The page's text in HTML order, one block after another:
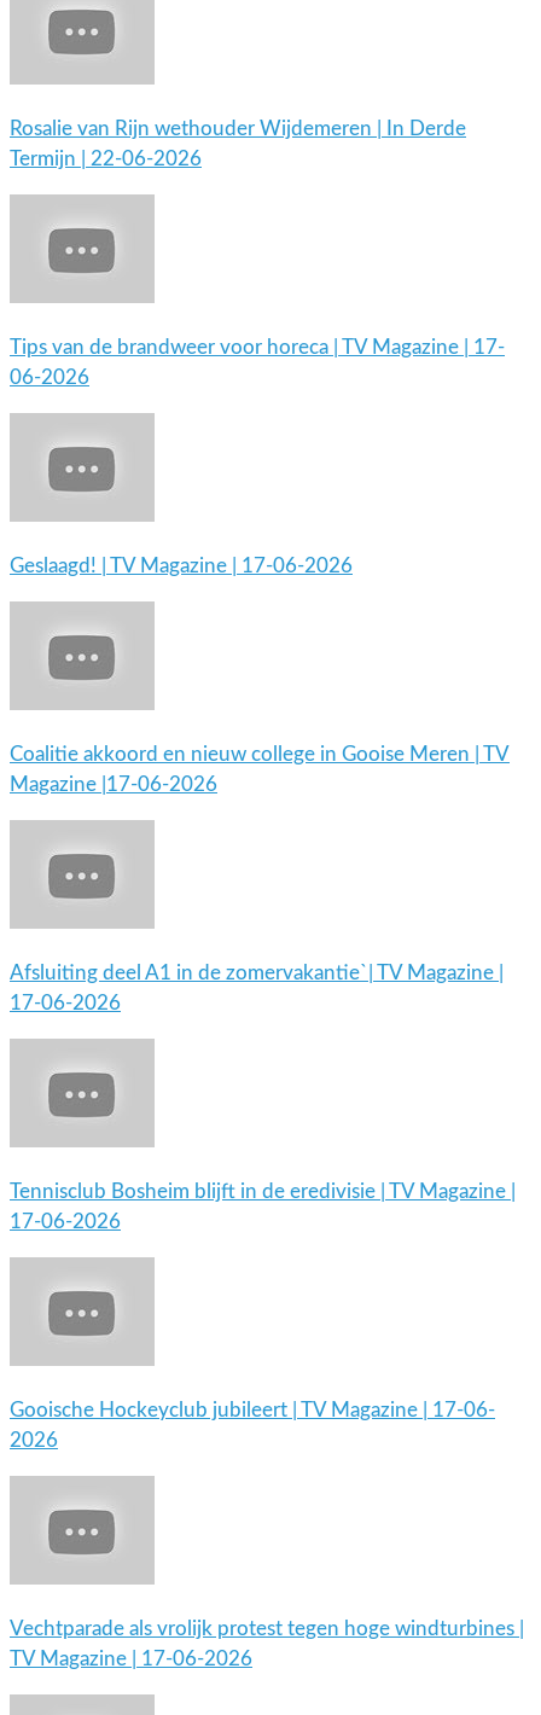
Rosalie van Rijn wethouder Wijdemeren | In Derde
Termijn | 22-06-2026
Tips van de brandweer voor horeca | TV Magazine | 17-
06-2026
Geslaagd! | TV Magazine | 17-06-2026
Coalitie akkoord en nieuw college in Gooise Meren | TV
Magazine |17-06-2026
Afsluiting deel A1 in de zomervakantie`| TV Magazine |
17-06-2026
Tennisclub Bosheim blijft in de eredivisie | TV Magazine |
17-06-2026
Gooische Hockeyclub jubileert | TV Magazine | 17-06-
2026
Vechtparade als vrolijk protest tegen hoge windturbines |
TV Magazine | 17-06-2026